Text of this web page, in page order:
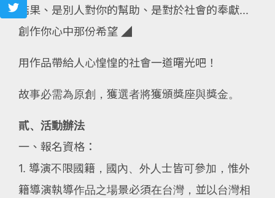
結果、是別人對你的幫助、是對於社會的奉獻...
創作你心中那份希望 ◢
用作品帶給人心惶惶的社會一道曙光吧！
故事必需為原創，獲選者將獲頒獎座與獎金。
貳、活動辦法
一、報名資格：
1. 導演不限國籍，國內、外人士皆可參加，惟外
籍導演執導作品之場景必須在台灣，並以台灣相